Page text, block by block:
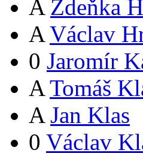
A Zdeňka
A Václav
0 Jaromír
A Tomáš
A Jan Klas
0 Václav